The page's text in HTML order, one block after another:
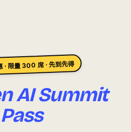
限量 300 席 · 先到先得
AI Summit
Pass